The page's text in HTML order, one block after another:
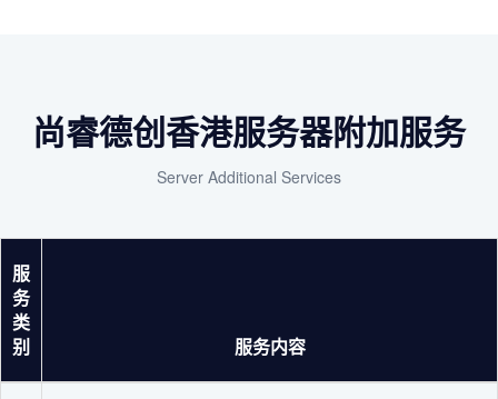
尚睿德创香港服务器附加服务
Server Additional Services
服
务
类
别
服务内容